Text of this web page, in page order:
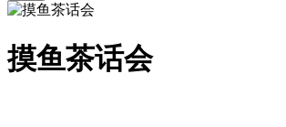
摸鱼茶话会